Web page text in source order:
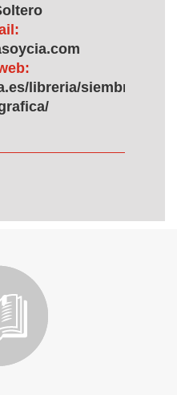
libreria/siembra-